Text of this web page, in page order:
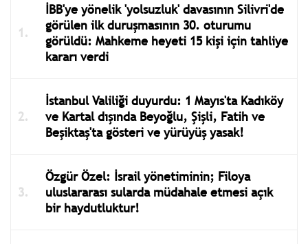
İBB'ye yönelik 'yolsuzluk' davasının Silivri'de
görülen ilk duruşmasının 30. oturumu
görüldü: Mahkeme heyeti 15 kişi için tahliye
kararı verdi
İstanbul Valiliği duyurdu: 1 Mayıs'ta Kadıköy
ve Kartal dışında Beyoğlu, Şişli, Fatih ve
Beşiktaş'ta gösteri ve yürüyüş yasak!
Özgür Özel: İsrail yönetiminin; Filoya
uluslararası sularda müdahale etmesi açık
bir haydutluktur!